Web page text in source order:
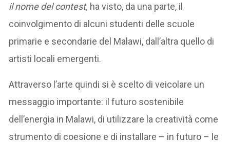
il nome del contest, ha visto, da una parte, il
coinvolgimento di alcuni studenti delle scuole
primarie e secondarie del Malawi, dall’altra quello di
artisti locali emergenti.
Attraverso l’arte quindi si è scelto di veicolare un
messaggio importante: il futuro sostenibile
dell’energia in Malawi, di utilizzare la creatività come
strumento di coesione e di installare – in futuro – le